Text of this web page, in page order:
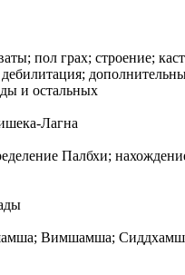
пол грах; строение;
и остальных
Лагна
Палбхи;
Вимшaмша;